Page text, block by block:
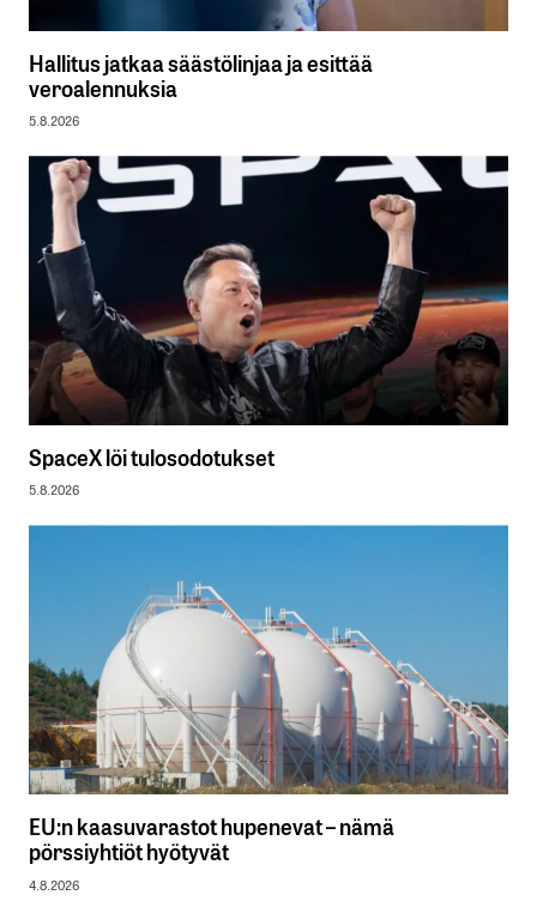
Hallitus jatkaa säästölinjaa ja esittää
veroalennuksia
5.8.2026
SpaceX löi tulosodotukset
5.8.2026
EU:n kaasuvarastot hupenevat – nämä
pörssiyhtiöt hyötyvät
4.8.2026